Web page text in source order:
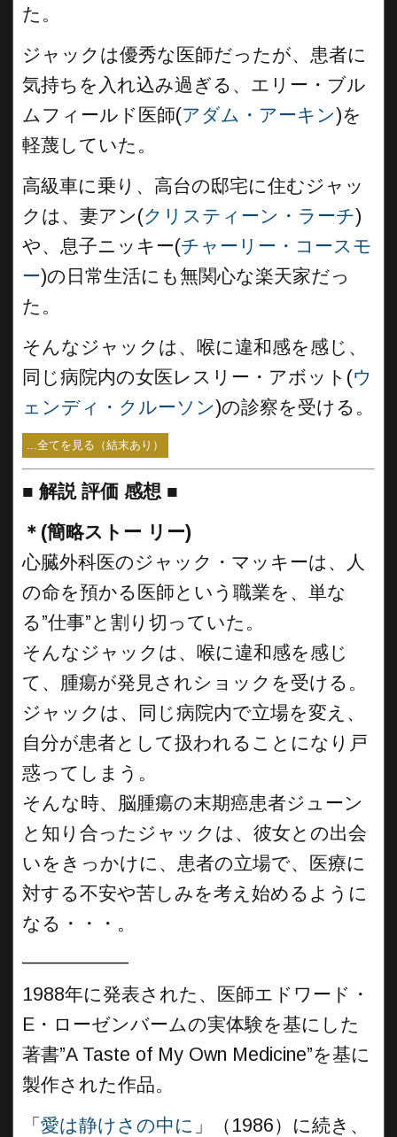
た。
ジャックは優秀な医師だったが、患者に
気持ちを入れ込み過ぎる、エリー・ブル
ムフィールド医師(アダム・アーキン)を
軽蔑していた。
高級車に乗り、高台の邸宅に住むジャッ
クは、妻アン(クリスティーン・ラーチ)
や、息子ニッキー(チャーリー・コースモ
ー)の日常生活にも無関心な楽天家だっ
た。
そんなジャックは、喉に違和感を感じ、
同じ病院内の女医レスリー・アボット(ウ
ェンディ・クルーソン)の診察を受ける。
...全てを見る（結末あり）
■ 解説 評価 感想 ■
＊(簡略ストー リー)
心臓外科医のジャック・マッキーは、人
の命を預かる医師という職業を、単な
る”仕事”と割り切っていた。
そんなジャックは、喉に違和感を感じ
て、腫瘍が発見されショックを受ける。
ジャックは、同じ病院内で立場を変え、
自分が患者として扱われることになり戸
惑ってしまう。
そんな時、脳腫瘍の末期癌患者ジューン
と知り合ったジャックは、彼女との出会
いをきっかけに、患者の立場で、医療に
対する不安や苦しみを考え始めるように
なる・・・。
1988年に発表された、医師エドワード・
E・ローゼンバームの実体験を基にした
著書”A Taste of My Own Medicine”を基に
製作された作品。
「 愛は静けさの中に 」（1986）に続き、